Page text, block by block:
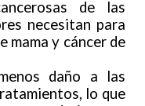
de las
necesitan para
mama y cáncer de
daño a las
lo que